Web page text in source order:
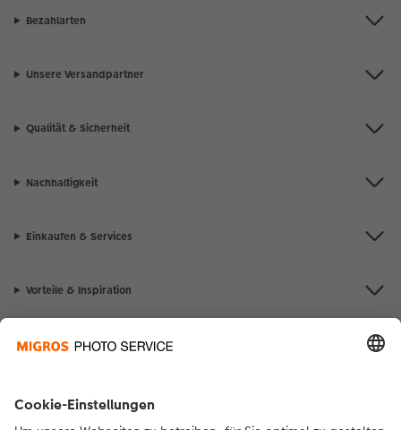
Bezahlarten
Unsere Versandpartner
Qualität & Sicherheit
Nachhaltigkeit
Einkaufen & Services
Vorteile & Inspiration
Kontakt & Hilfe
Die Migros